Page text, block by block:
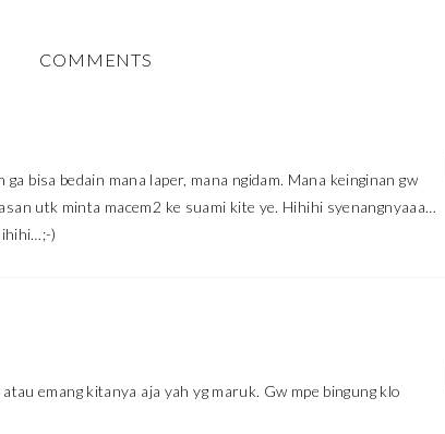
COMMENTS
bisa bedain mana laper, mana ngidam. Mana keinginan gw
utk minta macem2 ke suami kite ye. Hihihi syenangnyaaa…
)
emang kitanya aja yah yg maruk. Gw mpe bingung klo